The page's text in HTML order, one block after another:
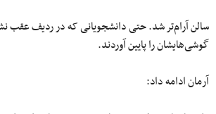
سالن آرام‌تر شد. حتی دانشجویانی که در ردیف عقب
گوشی‌هایشان را پایین آوردند.
آرمان ادامه داد: